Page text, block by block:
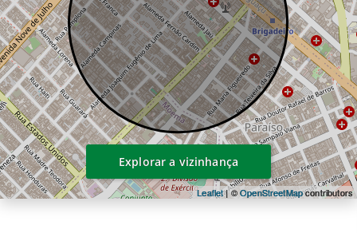
Leaflet| ©OpenStreetMapcontributors
Explorar a vizinhança